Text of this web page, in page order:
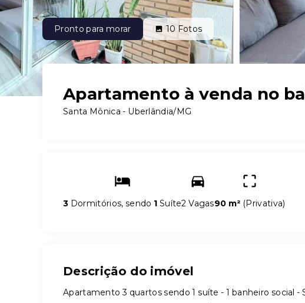
Pronto para morar 10 Fotos
Apartamento à venda no
Santa Mônica - Uberlândia/MG
3 Dormitórios, sendo 1 Suíte2 Vagas90 m² (Privativa)
Descrição do imóvel
Apartamento 3 quartos sendo 1 suíte - 1 banheiro social